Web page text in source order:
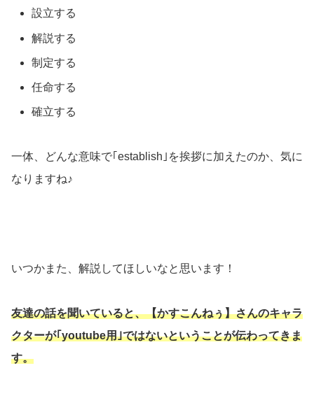
設立する
解説する
制定する
任命する
確立する
一体、どんな意味で｢establish｣を挨拶に加えたのか、気に
なりますね♪
いつかまた、解説してほしいなと思います！
友達の話を聞いていると、【かすこんねぅ】さんのキャラ
クターが｢youtube用｣ではないということが伝わってきま
す。